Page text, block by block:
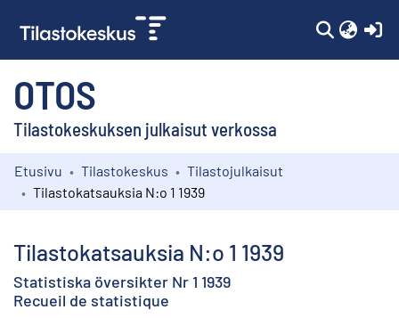
OTOS
Tilastokeskuksen julkaisut verkossa
Kokoelmat
Etusivu Tilastokeskus
Tilastojulkaisut
Tilastokatsauksia N:o 1 1939
Tilastokatsauksia N:o 1 1939
Statistiska översikter Nr 1 1939
Recueil de statistique